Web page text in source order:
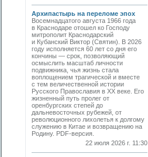
Архипастырь на переломе эпох
Восемнадцатого августа 1966 года
в Краснодаре отошел ко Господу
митрополит Краснодарский
и Кубанский Виктор (Святин). В 2026
году исполняется 60 лет со дня его
кончины — срок, позволяющий
осмыслить масштаб личности
подвижника, чья жизнь стала
воплощением трагической и вместе
с тем величественной истории
Русского Православия в XX веке. Его
жизненный путь пролег от
оренбургских степей до
дальневосточных рубежей, от
революционного лихолетья к долгому
служению в Китае и возвращению на
Родину. PDF-версия.
22 июля 2026 г. 11:30